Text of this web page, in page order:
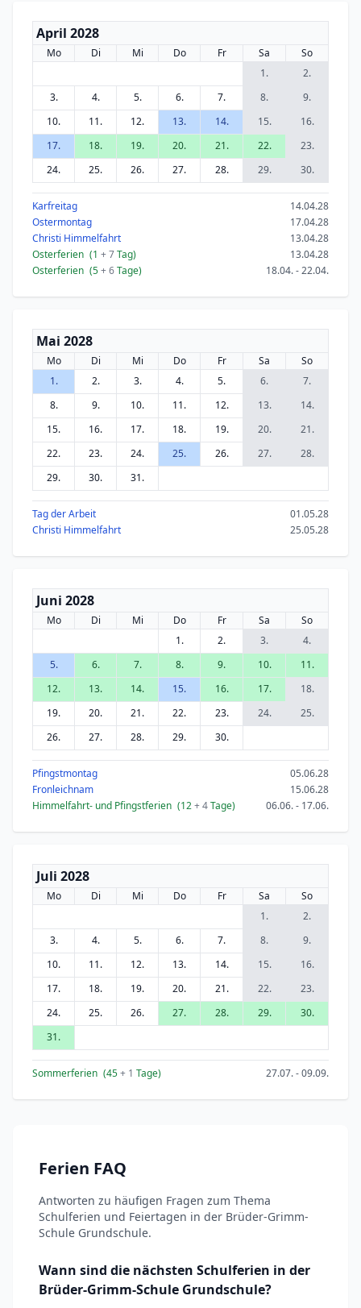
April 2028
Mo Di Mi Do Fr Sa
So
1.
2.
3.
4. 5. 6. 7. 8.
9.
10.
11. 12. 13. 14. 15.
16.
17.
18. 19. 20. 21. 22.
23.
24.
25. 26. 27. 28. 29. 30.
Karfreitag
14.04.28
Ostermontag
17.04.28
Christi Himmelfahrt
13.04.28
Osterferien (1 + 7Tag)
13.04.28
Osterferien (5+ 6Tage) 18.04. - 22.04.
Mai 2028
Mo Di Mi Do Fr Sa
So
1.
2. 3. 4. 5. 6.
7.
8.
9. 10. 11. 12. 13.
14.
15.
16. 17. 18. 19. 20.
21.
22.
23. 24. 25. 26. 27.
28.
29.
30. 31.
Tag der Arbeit
01.05.28
Christi Himmelfahrt
25.05.28
Juni 2028
Mo Di Mi Do Fr Sa
So
1.
2. 3.
4.
5.
6. 7. 8. 9. 10.
11.
12.
13. 14. 15. 16. 17.
18.
19.
20. 21. 22. 23. 24.
25.
26.
27. 28. 29. 30.
Pfingstmontag
05.06.28
Fronleichnam
15.06.28
Himmelfahrt- und Pfingstferien (12+ 4Tage) 06.06. - 17.06.
Juli 2028
Mo Di Mi Do Fr Sa
So
1.
2.
3.
4. 5. 6. 7. 8.
9.
10.
11. 12. 13. 14. 15.
16.
17.
18. 19. 20. 21. 22.
23.
24.
25. 26. 27. 28. 29.
30.
31.
Sommerferien (45+ 1 Tage) 27.07. - 09.09.
Ferien FAQ
Antworten zu häufigen Fragen zum Thema
Schulferien und Feiertagen in der Brüder-Grimm-
Schule Grundschule.
Wann sind die nächsten Schulferien in der
Brüder-Grimm-Schule Grundschule?